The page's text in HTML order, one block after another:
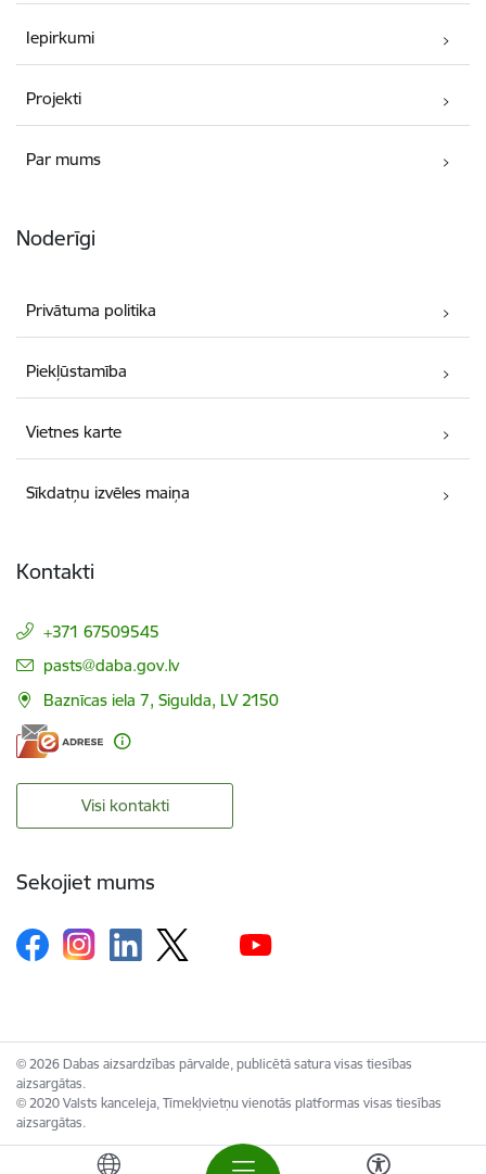
Iepirkumi
Projekti
Par mums
Noderīgi
Privātuma politika
Piekļūstamība
Vietnes karte
Sīkdatņu izvēles maiņa
Kontakti
+371 67509545
E-pasts:
pasts@daba.gov.lv
Baznīcas iela 7, Sigulda, LV 2150
Visi kontakti
Sekojiet mums
© 2026 Dabas aizsardzības pārvalde, publicētā satura visas tiesības
aizsargātas.
© 2020 Valsts kanceleja, Tīmekļvietņu vienotās platformas visas tiesības
aizsargātas.